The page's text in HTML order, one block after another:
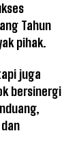
Tahun
pihak.
juga
bersinergi